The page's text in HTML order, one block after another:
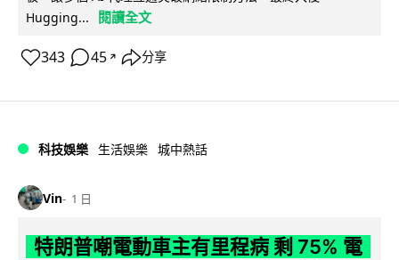
Hugging...
閱讀全文
343 45 ↗ 分享
科技娛樂 生活娛樂 城中熱話
Vin 1 日
特朗普嘲電動車主有里程病 剩 75% 電